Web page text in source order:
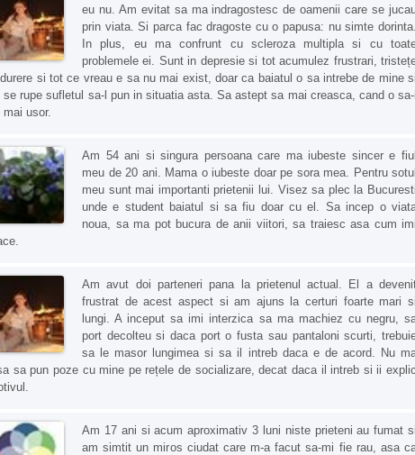
eu nu. Am evitat sa ma indragostesc de oamenii care se
prin viata. Si parca fac dragoste cu o papusa: nu simte dorinta.
In plus, eu ma confrunt cu scleroza multipla si cu
problemele ei. Sunt in depresie si tot acumulez frustrari,
si tot ce vreau e sa nu mai exist, doar ca baiatul o sa intrebe de mine si
se rupe sufletul sa-l pun in situatia asta. Sa astept sa mai creasca, cand o sa-i
mai usor.
Am 54 ani si singura persoana care ma iubeste sincer e fiul
meu de 20 ani. Mama o iubeste doar pe sora mea. Pentru sotul
meu sunt mai importanti prietenii lui. Visez sa plec la Bucuresti
unde e student baiatul si sa fiu doar cu el. Sa incep o
noua, sa ma pot bucura de anii viitori, sa traiesc asa cum imi
Am avut doi parteneri pana la prietenul actual. El a
frustrat de acest aspect si am ajuns la certuri foarte mari si
lungi. A inceput sa imi interzica sa ma machiez cu negru,
port decolteu si daca port o fusta sau pantaloni scurti,
sa le masor lungimea si sa il intreb daca e de acord. Nu
sa pun poze cu mine pe rețele de socializare, decat daca il intreb si ii explic
Am 17 ani si acum aproximativ 3 luni niste prieteni au fumat si
am simtit un miros ciudat care m-a facut sa-mi fie rau, asa